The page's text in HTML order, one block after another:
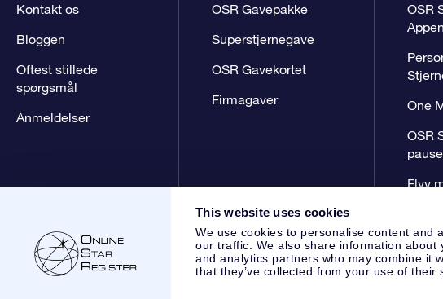
This website uses cookies
We use cookies to personalise content and
our traffic. We also share information
and analytics partners who may combine it
that they’ve collected from your use of their
Kontakt os
Bloggen
Oftest stillede
spørgsmål
Anmeldelser
OSR Gavepakke
Superstjernegave
OSR Gavekortet
Firmagaver
OSR
Appen
One
OSR
Flyv